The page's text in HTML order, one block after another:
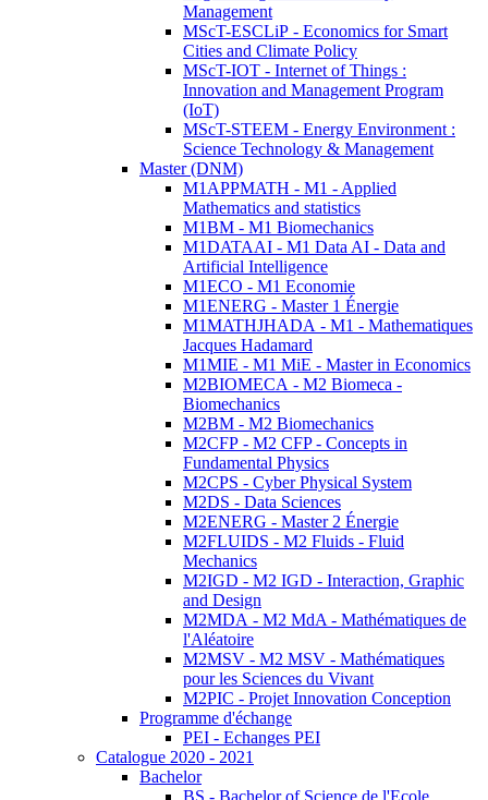
Management
MScT-ESCLiP - Economics for Smart
Cities and Climate Policy
MScT-IOT - Internet of Things :
Innovation and Management Program
(IoT)
MScT-STEEM - Energy Environment :
Science Technology & Management
Master (DNM)
M1APPMATH - M1 - Applied
Mathematics and statistics
M1BM - M1 Biomechanics
M1DATAAI - M1 Data AI - Data and
Artificial Intelligence
M1ECO - M1 Economie
M1ENERG - Master 1 Énergie
M1MATHJHADA - M1 - Mathematiques
Jacques Hadamard
M1MIE - M1 MiE - Master in Economics
M2BIOMECA - M2 Biomeca -
Biomechanics
M2BM - M2 Biomechanics
M2CFP - M2 CFP - Concepts in
Fundamental Physics
M2CPS - Cyber Physical System
M2DS - Data Sciences
M2ENERG - Master 2 Énergie
M2FLUIDS - M2 Fluids - Fluid
Mechanics
M2IGD - M2 IGD - Interaction, Graphic
and Design
M2MDA - M2 MdA - Mathématiques de
l'Aléatoire
M2MSV - M2 MSV - Mathématiques
pour les Sciences du Vivant
M2PIC - Projet Innovation Conception
Programme d'échange
PEI - Echanges PEI
Catalogue 2020 - 2021
Bachelor
BS - Bachelor of Science de l'Ecole